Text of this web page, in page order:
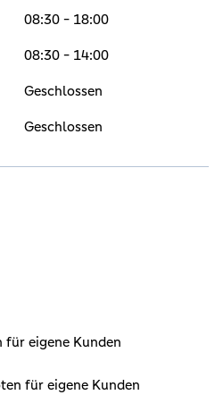
08:30 - 18:00
08:30 - 14:00
Geschlossen
Geschlossen
für eigene Kunden
für eigene Kunden